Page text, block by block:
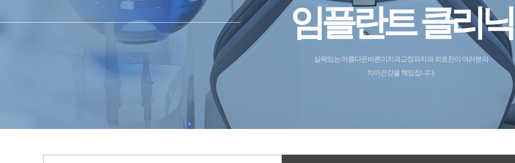
· 디지털 장비 & 소독 관리
· 신경치료
· 잇몸치료
· 스케일링
· 고난도 사랑니발치
임플란트 클리닉
실력있는 아름다운바른이치과교정과치과 의료진이 여러분의
치아건강을 책임집니다.